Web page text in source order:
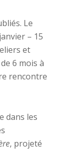
Le
– 15
et
6 mois à
rencontre
dans les
, projeté